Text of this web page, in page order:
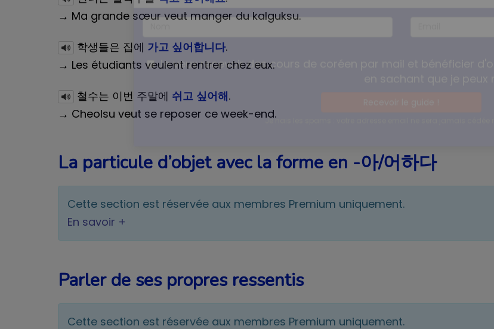
→ Ma grande sœur veut manger du kalguksu.
학생들은 집에 가고 싶어합니다.
→ Les étudiants veulent rentrer chez eux.
철수는 이번 주말에 쉬고 싶어해.
→ Cheolsu veut se reposer ce week-end.
La particule d’objet avec la forme en -아/어하다
Cette section est réservée aux membres Premium uniquement.
En savoir +
Parler de ses propres ressentis
Cette section est réservée aux membres Premium uniquement.
Près de 500 mots et expressions utiles en toutes
circonstances en Corée
Savoir lire l'heure, la date...
Un guide utile et condensé pour votre prochain voyage
en sachant que je peux
Je hais les spams : votre adresse email ne sera jamais cédée